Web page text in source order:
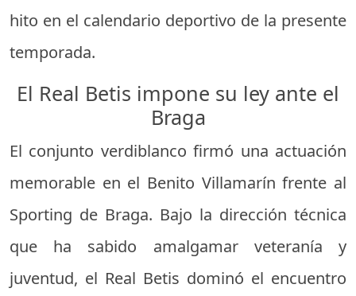
hito en el calendario deportivo de la presente
temporada.
El Real Betis impone su ley ante el
Braga
El conjunto verdiblanco firmó una actuación
memorable en el Benito Villamarín frente al
Sporting de Braga. Bajo la dirección técnica
que ha sabido amalgamar veteranía y
juventud, el Real Betis dominó el encuentro